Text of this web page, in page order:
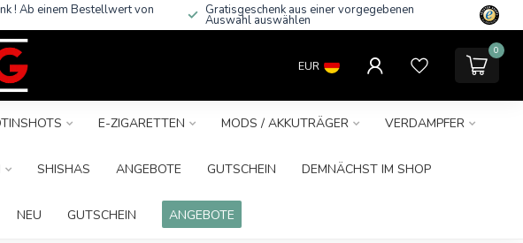
! Ab einem Bestellwert von Gratisgeschenk aus einer vorgegebenen
Auswahl auswählen
EUR
0
E-ZIGARETTEN MODS / AKKUTRÄGER VERDAMPFER
SHISHAS ANGEBOTE GUTSCHEIN DEMNÄCHST IM SHOP
NEU GUTSCHEIN ANGEBOTE